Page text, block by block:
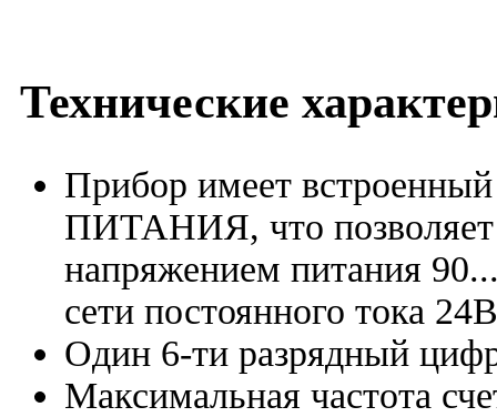
Технические
Прибор имеет
ПИТАНИЯ, что позволяет
напряжением питания
сети постоянного тока 24В
Один 6-ти разрядный
Максимальная частота